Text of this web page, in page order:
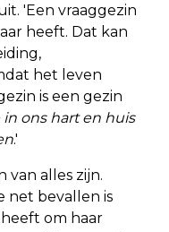
'Een vraaggezin
heeft. Dat kan
het leven
is een gezin
ons hart en huis
.'
van alles zijn.
net bevallen is
om haar